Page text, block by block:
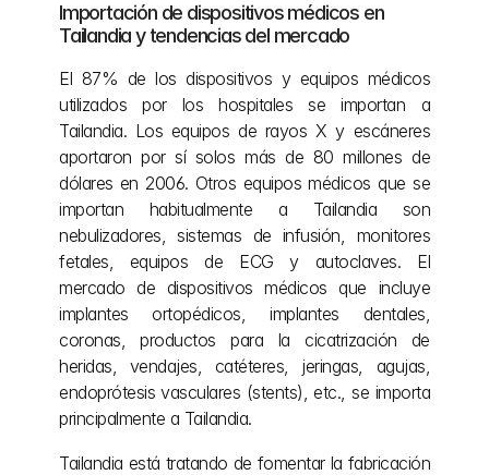
Importación de dispositivos médicos en
Tailandia y tendencias del mercado
El 87% de los dispositivos y equipos médicos
utilizados por los hospitales se importan a
Tailandia. Los equipos de rayos X y escáneres
aportaron por sí solos más de 80 millones de
dólares en 2006. Otros equipos médicos que se
importan habitualmente a Tailandia son
nebulizadores, sistemas de infusión, monitores
fetales, equipos de ECG y autoclaves. El
mercado de dispositivos médicos que incluye
implantes ortopédicos, implantes dentales,
coronas, productos para la cicatrización de
heridas, vendajes, catéteres, jeringas, agujas,
endoprótesis vasculares (stents), etc., se importa
principalmente a Tailandia.
Tailandia está tratando de fomentar la fabricación